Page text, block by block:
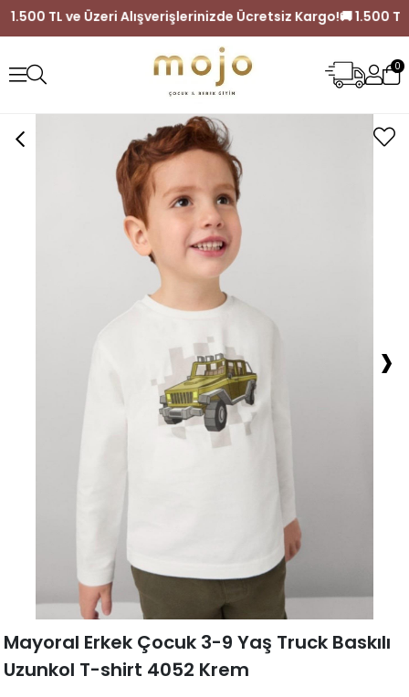
🚚 1.500 TL ve Üzeri Alışverişlerinizde Ücretsiz Kargo!
0
›
Mayoral Erkek Çocuk 3-9 Yaş Truck Baskılı
Uzunkol T-shirt 4052 Krem